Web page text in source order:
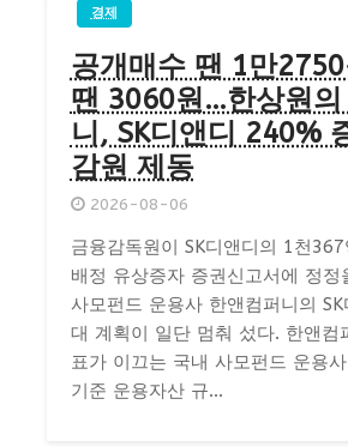
경제
공개매수 땐 1만
땐 3060원…한상원의
니, SK디앤디 240%
감원 제동
2026-08-06
금융감독원이 SK디앤디의 1천
배정 유상증자 증권신고서에 정정
사모펀드 운용사 한앤컴퍼니의
대 계획이 일단 멈춰 섰다. 한앤컴
표가 이끄는 국내 사모펀드 운용
기준 운용자산 규...